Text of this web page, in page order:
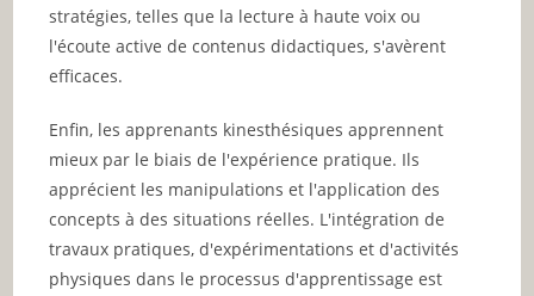
stratégies, telles que la lecture à haute voix ou
l'écoute active de contenus didactiques, s'avèrent
efficaces.
Enfin, les apprenants kinesthésiques apprennent
mieux par le biais de l'expérience pratique. Ils
apprécient les manipulations et l'application des
concepts à des situations réelles. L'intégration de
travaux pratiques, d'expérimentations et d'activités
physiques dans le processus d'apprentissage est